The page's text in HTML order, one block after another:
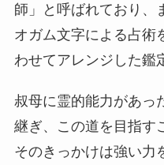
師」と呼ばれており、
オガム文字による占術
わせてアレンジした鑑
叔母に霊的能力があっ
継ぎ、この道を目指す
そのきっかけは強い力